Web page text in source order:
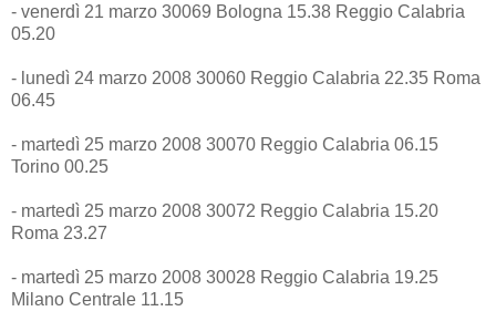
- venerdì 21 marzo 30069 Bologna 15.38 Reggio Calabria
05.20
- lunedì 24 marzo 2008 30060 Reggio Calabria 22.35 Roma
06.45
- martedì 25 marzo 2008 30070 Reggio Calabria 06.15
Torino 00.25
- martedì 25 marzo 2008 30072 Reggio Calabria 15.20
Roma 23.27
- martedì 25 marzo 2008 30028 Reggio Calabria 19.25
Milano Centrale 11.15